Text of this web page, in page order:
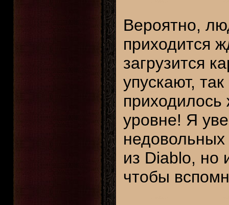
Вероятно,
приходится
загрузится
упускают,
уровне! Я
из Diablo, но
чтобы